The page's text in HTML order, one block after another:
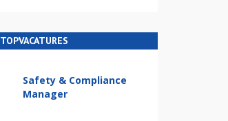
TOPVACATURES
Safety & Compliance
Manager